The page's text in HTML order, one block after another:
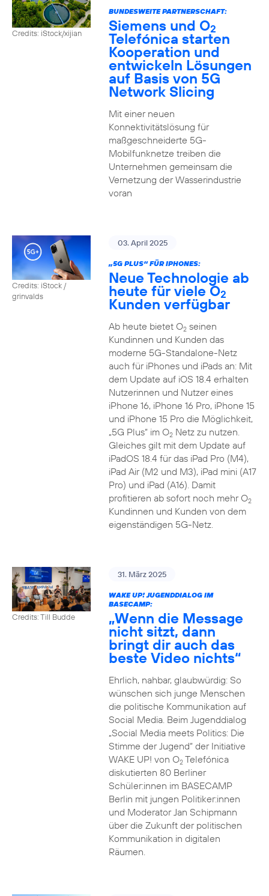
Credits: iStock/xijian
BUNDESWEITE PARTNERSCHAFT:
Siemens und O2
Telefónica starten
Kooperation und
entwickeln Lösungen
auf Basis von 5G
Network Slicing
Mit einer neuen
Konnektivitätslösung für
maßgeschneiderte 5G-
Mobilfunknetze treiben die
Unternehmen gemeinsam die
Vernetzung der Wasserindustrie
voran
Credits: iStock /
grinvalds
03. April 2025
„5G PLUS“ FÜR IPHONES:
Neue Technologie ab
heute für viele O2
Kunden verfügbar
Ab heute bietet O2seinen
Kundinnen und Kunden das
moderne 5G-Standalone-Netz
auch für iPhones und iPads an: Mit
dem Update auf iOS 18.4 erhalten
Nutzerinnen und Nutzer eines
iPhone 16, iPhone 16 Pro, iPhone 15
und iPhone 15 Pro die Möglichkeit,
„5G Plus“ im O2Netz zu nutzen.
Gleiches gilt mit dem Update auf
iPadOS 18.4 für das iPad Pro (M4),
iPad Air (M2 und M3), iPad mini (A17
Pro) und iPad (A16). Damit
profitieren ab sofort noch mehr O2
Kundinnen und Kunden von dem
eigenständigen 5G-Netz.
Credits: Till Budde
31. März 2025
WAKE UP! JUGENDDIALOG IM
BASECAMP:
„Wenn die Message
nicht sitzt, dann
bringt dir auch das
beste Video nichts“
Ehrlich, nahbar, glaubwürdig: So
wünschen sich junge Menschen
die politische Kommunikation auf
Social Media. Beim Jugenddialog
„Social Media meets Politics: Die
Stimme der Jugend“ der Initiative
WAKE UP! von O2Telefónica
diskutierten 80 Berliner
Schüler:innen im BASECAMP
Berlin mit jungen Politiker:innen
und Moderator Jan Schipmann
über die Zukunft der politischen
Kommunikation in digitalen
Räumen.